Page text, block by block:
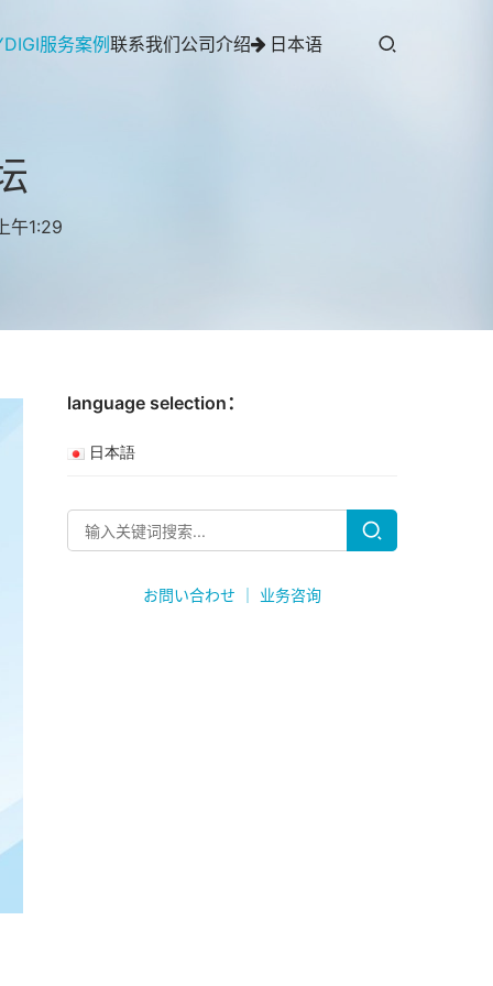
服务案例 联系我们公司介绍 日本语
午1:29
language selection：
日本語
お問い合わせ ｜ 业务咨询